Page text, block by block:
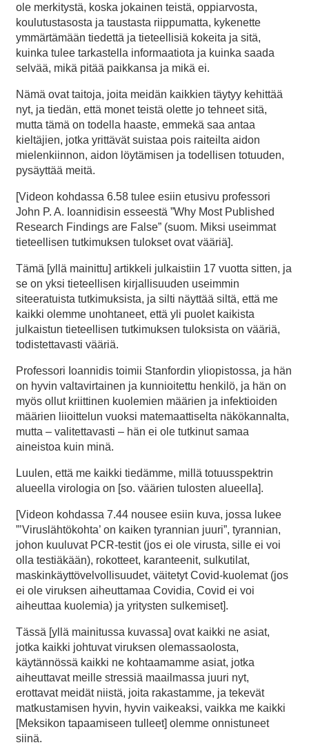
ole merkitystä, koska jokainen teistä, oppiarvosta,
koulutustasosta ja taustasta riippumatta, kykenette
ymmärtämään tiedettä ja tieteellisiä kokeita ja sitä,
kuinka tulee tarkastella informaatiota ja kuinka saada
selvää, mikä pitää paikkansa ja mikä ei.
Nämä ovat taitoja, joita meidän kaikkien täytyy kehittää
nyt, ja tiedän, että monet teistä olette jo tehneet sitä,
mutta tämä on todella haaste, emmekä saa antaa
kieltäjien, jotka yrittävät suistaa pois raiteilta aidon
mielenkiinnon, aidon löytämisen ja todellisen totuuden,
pysäyttää meitä.
[Videon kohdassa 6.58 tulee esiin etusivu professori
John P. A. Ioannidisin esseestä ”Why Most Published
Research Findings are False” (suom. Miksi useimmat
tieteellisen tutkimuksen tulokset ovat vääriä].
Tämä [yllä mainittu] artikkeli julkaistiin 17 vuotta sitten, ja
se on yksi tieteellisen kirjallisuuden useimmin
siteeratuista tutkimuksista, ja silti näyttää siltä, että me
kaikki olemme unohtaneet, että yli puolet kaikista
julkaistun tieteellisen tutkimuksen tuloksista on vääriä,
todistettavasti vääriä.
Professori Ioannidis toimii Stanfordin yliopistossa, ja hän
on hyvin valtavirtainen ja kunnioitettu henkilö, ja hän on
myös ollut kriittinen kuolemien määrien ja infektioiden
määrien liioittelun vuoksi matemaattiselta näkökannalta,
mutta – valitettavasti – hän ei ole tutkinut samaa
aineistoa kuin minä.
Luulen, että me kaikki tiedämme, millä totuusspektrin
alueella virologia on [so. väärien tulosten alueella].
[Videon kohdassa 7.44 nousee esiin kuva, jossa lukee
”’Viruslähtökohta’ on kaiken tyrannian juuri”, tyrannian,
johon kuuluvat PCR-testit (jos ei ole virusta, sille ei voi
olla testiäkään), rokotteet, karanteenit, sulkutilat,
maskinkäyttövelvollisuudet, väitetyt Covid-kuolemat (jos
ei ole viruksen aiheuttamaa Covidia, Covid ei voi
aiheuttaa kuolemia) ja yritysten sulkemiset].
Tässä [yllä mainitussa kuvassa] ovat kaikki ne asiat,
jotka kaikki johtuvat viruksen olemassaolosta,
käytännössä kaikki ne kohtaamamme asiat, jotka
aiheuttavat meille stressiä maailmassa juuri nyt,
erottavat meidät niistä, joita rakastamme, ja tekevät
matkustamisen hyvin, hyvin vaikeaksi, vaikka me kaikki
[Meksikon tapaamiseen tulleet] olemme onnistuneet
siinä.